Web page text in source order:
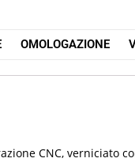
OMOLOGAZIONE
CNC, verniciato